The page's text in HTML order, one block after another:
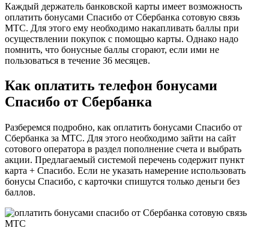
Каждый держатель банковской карты имеет возможность
оплатить бонусами Спасибо от Сбербанка сотовую связь
МТС. Для этого ему необходимо накапливать баллы при
осуществлении покупок с помощью карты. Однако надо
помнить, что бонусные баллы сгорают, если ими не
пользоваться в течение 36 месяцев.
Как оплатить телефон бонусами
Спасибо от Сбербанка
Разберемся подробно, как оплатить бонусами Спасибо от
Сбербанка за МТС. Для этого необходимо зайти на сайт
сотового оператора в раздел пополнение счета и выбрать
акции. Предлагаемый системой перечень содержит пункт
карта + Спасибо. Если не указать намерение использовать
бонусы Спасибо, с карточки спишутся только деньги без
баллов.